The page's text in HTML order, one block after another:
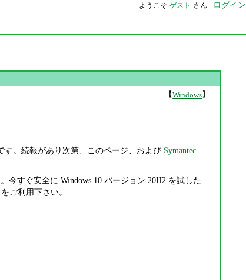
ようこそ ゲスト さん ログイン
【Windows】
す。続報があり次第、このページ、および Symantec
今すぐ安全に Windows 10 バージョン 20H2 を試した
ご利用下さい。